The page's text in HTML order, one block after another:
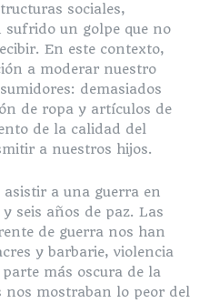
sociales,
sufrido un golpe que no
En este contexto,
a moderar nuestro
demasiados
de ropa y artículos de
de la calidad del
a nuestros hijos.
asistir a una guerra en
seis años de paz. Las
de guerra nos han
y barbarie, violencia
más oscura de la
nos mostraban lo peor del